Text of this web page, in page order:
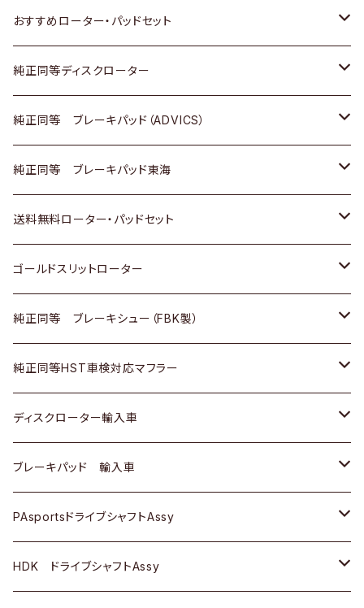
ダイハツ
マツダ
三菱
スバル
日野
三菱ふそう
ＢＭＷ
いすゞ
ダイハツ
マツダ
三菱
日野
三菱ふそう
いすゞ
ダイハツ
三菱
日野
三菱ふそう
その他
スズキ
日産
ダイハツ
マツダ
三菱
スバル
ホンダ
スズキ
日産
いすゞ
ダイハツ
マツダ
三菱
スバル
トヨタ
日産
いすゞ
ダイハツ
マツダ
三菱
おすすめローター・パッドセット
トヨタ
ホンダ
スズキ
日産
ダイハツ
マツダ
三菱
スバル
純正同等ディスクローター
トヨタ
ホンダ
スズキ
日産
いすゞ
ダイハツ
マツダ
三菱
スバル
ＢＥＮＺ
純正同等 ブレーキパッド（ADVICS）
トヨタ
ホンダ
スズキ
日産
ダイハツ
マツダ
三菱
スバル
純正同等 ブレーキパッド東海
トヨタ
ホンダ
日産
いすゞ
ダイハツ
マツダ
三菱
スバル
送料無料ローター・パッドセット
トヨタ
ホンダ
スズキ
日産
ダイハツ
マツダ
三菱
ゴールドスリットローター
トヨタ
ホンダ
スズキ
日産
ダイハツ
マツダ
純正同等 ブレーキシュー（FBK製）
ホンダ
スズキ
日産
ダイハツ
マツダ
純正同等HST車検対応マフラー
トヨタ
ホンダ
スズキ
日産
ディスクローター輸入車
ＡＵＤＩ
ＢＥＮＺ
ＢＭＷ
ブレーキパッド 輸入車
ＢＥＮＺ
ＢＭＷ
PAsportsドライブシャフトAssy
トヨタ
HDK ドライブシャフトAssy